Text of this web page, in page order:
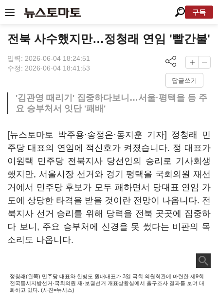
구독
전북 사수했지만…정청래 연임 '빨간불'
입력: 2026-06-04 18:24:51
수정: 2026-06-04 18:41:53
답글쓰기
'김관영 때리기' 집중하다보니…서울·평택을 등 주
요 승부처서 잇단 '패배'
[뉴스토마토 박주용·송정은·동지훈 기자] 정청래 민
주당 대표의 연임에 적신호가 켜졌습니다. 정 대표가
이원택 민주당 전북지사 당선인의 승리로 기사회생
했지만, 서울시장 선거와 경기 평택을 국회의원 재선
거에서 민주당 후보가 모두 패하면서 당대표 연임 가
도에 상당한 타격을 받을 것이란 전망이 나옵니다. 전
북지사 선거 승리를 위해 당력을 전북 곳곳에 집중하
다 보니, 주요 승부처에 신경을 못 썼다는 비판의 목
소리도 나옵니다.
정청래(왼쪽) 민주당 대표와 한병도 원내대표가 3일 국회 의원회관에 마련한 제9회
전국동시지방선거·국회의원 재·보궐선거 개표상황실에서 출구조사 결과를 보며 대
화하고 있다. (사진=뉴시스)